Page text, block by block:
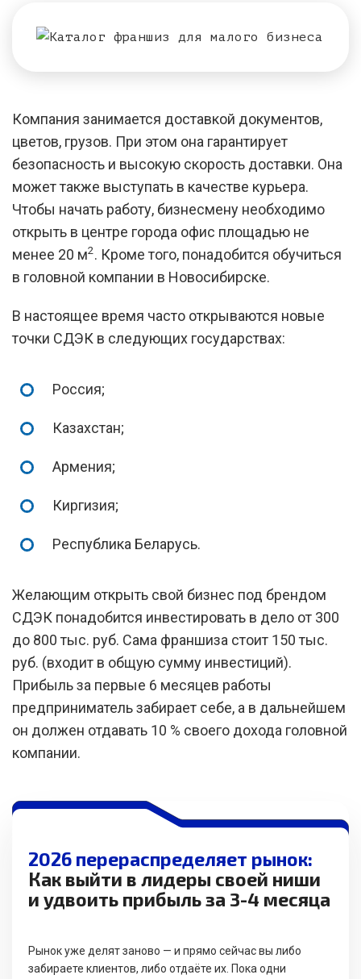
Компания занимается доставкой документов,
цветов, грузов. При этом она гарантирует
безопасность и высокую скорость доставки. Она
может также выступать в качестве курьера.
Чтобы начать работу, бизнесмену необходимо
открыть в центре города офис площадью не
менее 20 м2. Кроме того, понадобится обучиться
в головной компании в Новосибирске.
В настоящее время часто открываются новые
точки СДЭК в следующих государствах:
Россия;
Казахстан;
Армения;
Киргизия;
Республика Беларусь.
Желающим открыть свой бизнес под брендом
СДЭК понадобится инвестировать в дело от 300
до 800 тыс. руб. Сама франшиза стоит 150 тыс.
руб. (входит в общую сумму инвестиций).
Прибыль за первые 6 месяцев работы
предприниматель забирает себе, а в дальнейшем
он должен отдавать 10 % своего дохода головной
компании.
2026 перераспределяет рынок:
Как выйти в лидеры своей ниши
и удвоить прибыль за 3-4 месяца
Рынок уже делят заново — и прямо сейчас вы либо
забираете клиентов, либо отдаёте их. Пока одни